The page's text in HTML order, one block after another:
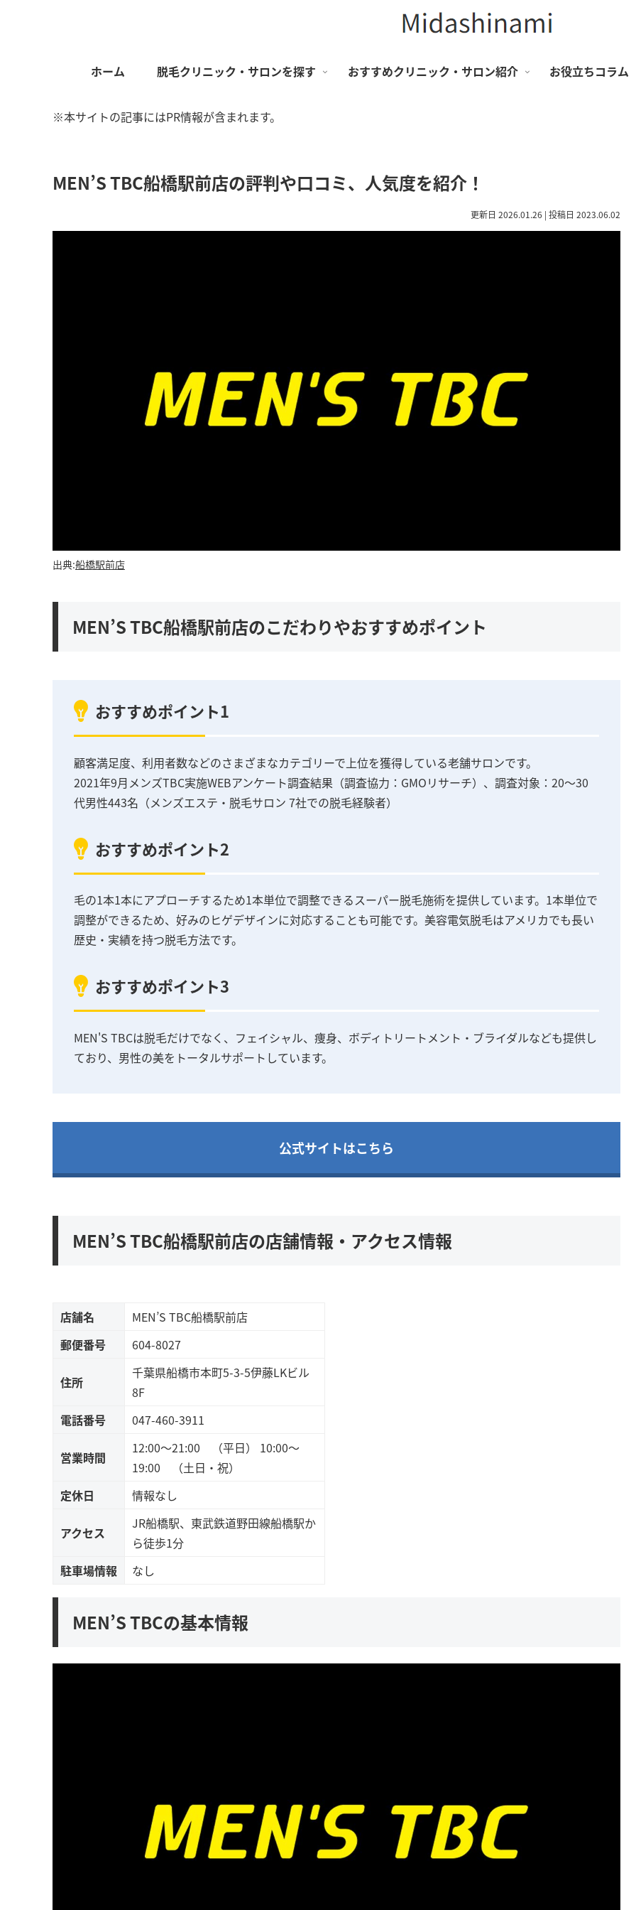
ホーム 脱毛クリニック・サロンを探す おすすめクリニック・サロン紹介 お役立ちコラム
※本サイトの記事にはPR情報が含まれます。
MEN’S TBC船橋駅前店の評判や口コミ、人気度を紹介！
更新日 2026.01.26 | 投稿日 2023.06.02
出典:船橋駅前店
MEN’S TBC船橋駅前店のこだわりやおすすめポイント
おすすめポイント1
顧客満足度、利用者数などのさまざまなカテゴリーで上位を獲得している老舗サロンです。
2021年9月メンズTBC実施WEBアンケート調査結果（調査協力：GMOリサーチ）、調査対象：20～30
代男性443名（メンズエステ・脱毛サロン 7社での脱毛経験者）
おすすめポイント2
毛の1本1本にアプローチするため1本単位で調整できるスーパー脱毛施術を提供しています。1本単位で
調整ができるため、好みのヒゲデザインに対応することも可能です。美容電気脱毛はアメリカでも長い
歴史・実績を持つ脱毛方法です。
おすすめポイント3
MEN'S TBCは脱毛だけでなく、フェイシャル、痩身、ボディトリートメント・ブライダルなども提供し
ており、男性の美をトータルサポートしています。
公式サイトはこちら
MEN’S TBC船橋駅前店の店舗情報・アクセス情報
店舗名
MEN’S TBC船橋駅前店
郵便番号
604-8027
住所
千葉県船橋市本町5-3-5伊藤LKビル
8F
電話番号
047-460-3911
営業時間
12:00～21:00 （平日） 10:00～
19:00 （土日・祝）
定休日
情報なし
アクセス
JR船橋駅、東武鉄道野田線船橋駅か
ら徒歩1分
駐車場情報
なし
MEN’S TBCの基本情報